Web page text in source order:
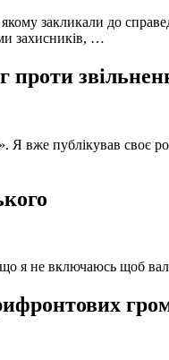
закликали до
захисників, …
проти
Я вже публікував своє
я не включаюсь щоб